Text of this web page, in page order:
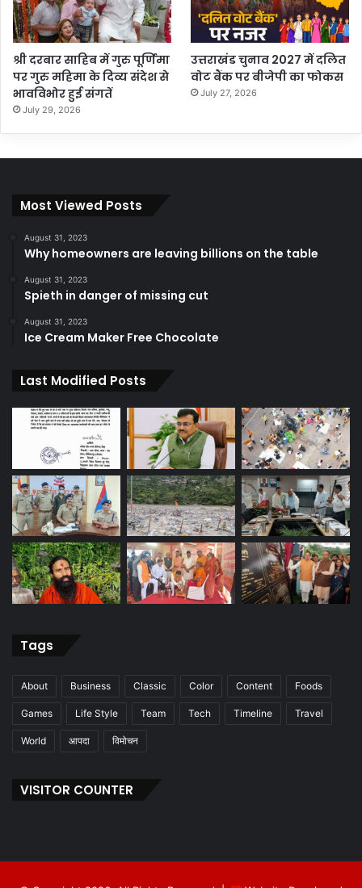
श्री दरबार साहिब में गुरु पूर्णिमा
पर गुरु महिमा के दिव्य संदेश से
भावविभोर हुई संगतें
July 29, 2026
उत्तराखंड चुनाव 2027 में दलित
वोट बैंक पर बीजेपी का फोकस
July 27, 2026
Most Viewed Posts
August 31, 2023
Why homeowners are leaving billions on the table
August 31, 2023
Spieth in danger of missing cut
August 31, 2023
Ice Cream Maker Free Chocolate
Last Modified Posts
Tags
About Business Classic Color Content Foods
Games Life Style Team Tech Timeline Travel
World आपदा विमोचन
VISITOR COUNTER